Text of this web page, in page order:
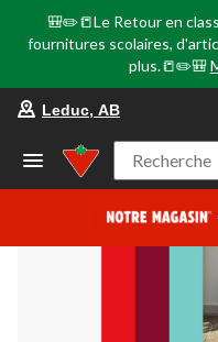
🎒✏️📒Le Retour en
fournitures scolaires,
plus.📒✏️🎒
Leduc, AB
Recherche